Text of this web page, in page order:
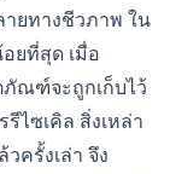
ยทางชีวภาพ ใน
ยที่สุด เมื่อ
ณฑ์จะถูกเก็บไว้
ไซเคิล สิ่งเหล่า
ครั้งเล่า จึง